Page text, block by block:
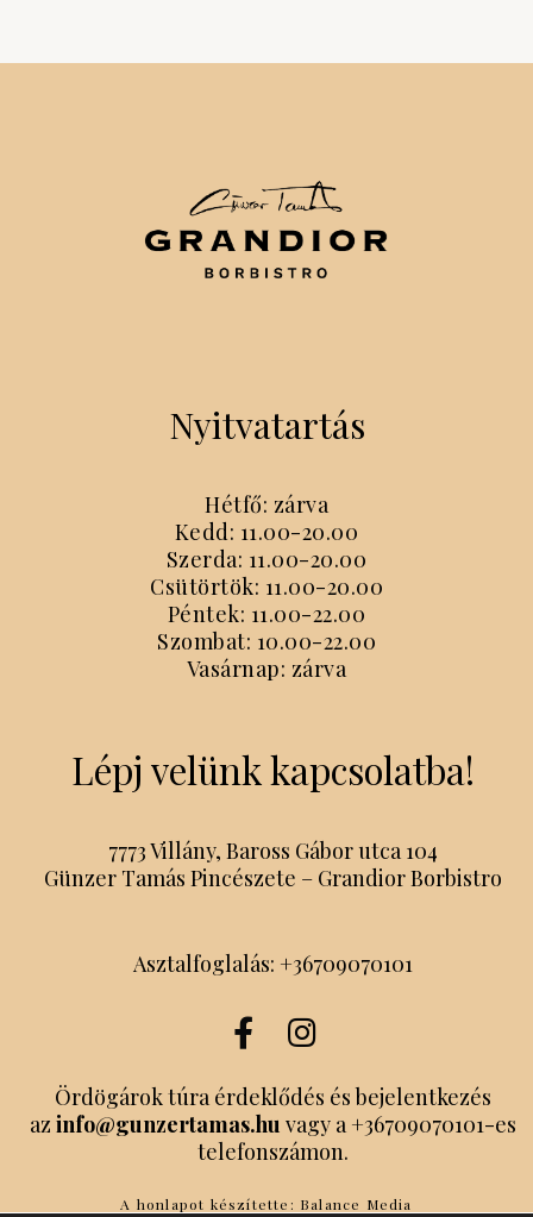
Nyitvatartás
Hétfő: zárva
Kedd: 11.00-20.00
Szerda: 11.00-20.00
Csütörtök: 11.00-20.00
Péntek: 11.00-22.00
Szombat: 10.00-22.00
Vasárnap: zárva
Lépj velünk kapcsolatba!
7773 Villány, Baross Gábor utca 104
Günzer Tamás Pincészete – Grandior Borbistro
Asztalfoglalás: +36709070101
Ördögárok túra érdeklődés és bejelentkezés
az info@gunzertamas.hu vagy a +36709070101-es
telefonszámon.
A honlapot készítette: Balance Media